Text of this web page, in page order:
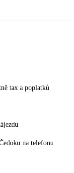
tax a poplatků
na telefonu